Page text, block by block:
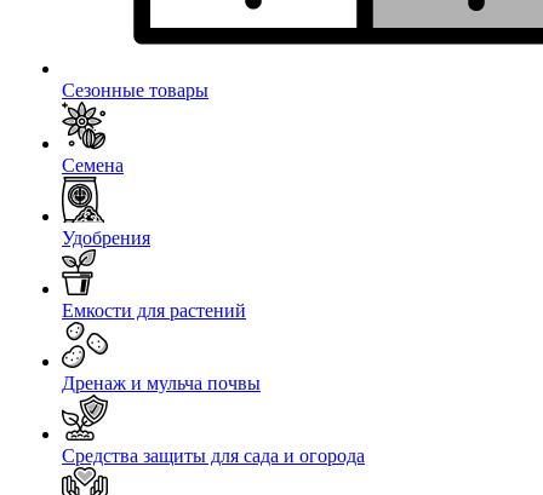
Сезонные товары
Семена
Удобрения
Емкости для растений
Дренаж и мульча почвы
Средства защиты для сада и огорода